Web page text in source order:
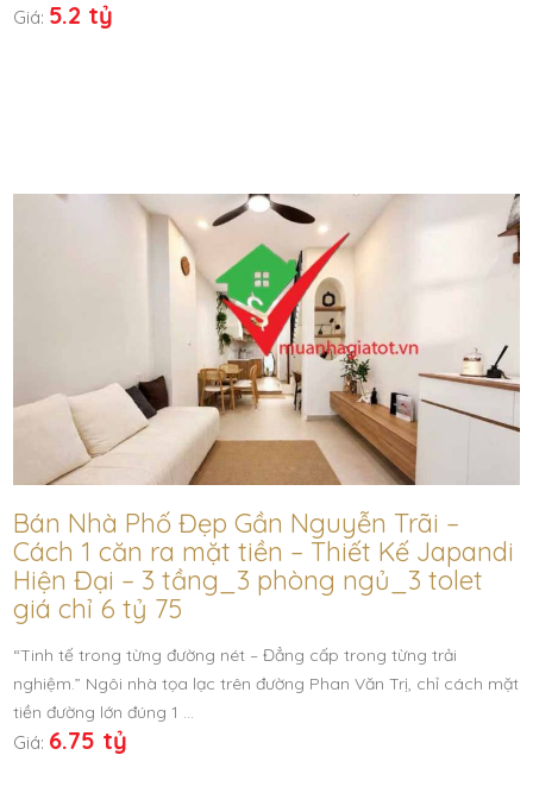
Giá: 5.2 tỷ
Bán Nhà Phố Đẹp Gần Nguyễn Trãi –
Cách 1 căn ra mặt tiền – Thiết Kế Japandi
Hiện Đại – 3 tầng_3 phòng ngủ_3 tolet
giá chỉ 6 tỷ 75
“Tinh tế trong từng đường nét – Đẳng cấp trong từng trải
nghiệm.” Ngôi nhà tọa lạc trên đường Phan Văn Trị, chỉ cách mặt
tiền đường lớn đúng 1 …
Giá: 6.75 tỷ